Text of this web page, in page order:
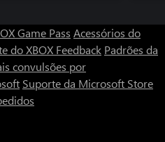
Game Pass Acessórios do
do XBOX Feedback Padrões da
convulsões por
Suporte da Microsoft Store